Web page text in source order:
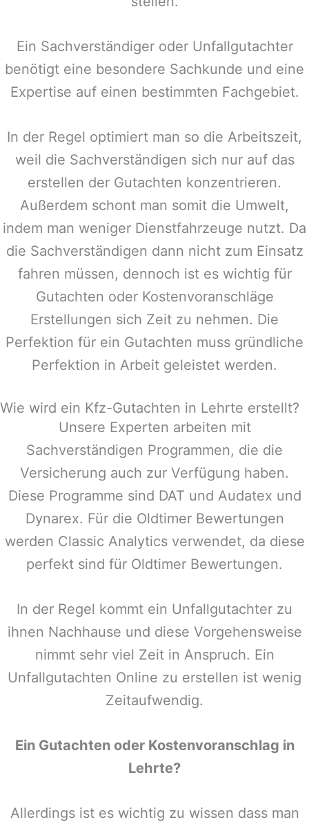
Ein Sachverständiger oder Unfallgutachter
benötigt eine besondere Sachkunde und eine
Expertise auf einen bestimmten Fachgebiet.
In der Regel optimiert man so die Arbeitszeit,
weil die Sachverständigen sich nur auf das
erstellen der Gutachten konzentrieren.
Außerdem schont man somit die Umwelt,
indem man weniger Dienstfahrzeuge nutzt. Da
die Sachverständigen dann nicht zum Einsatz
fahren müssen, dennoch ist es wichtig für
Gutachten oder Kostenvoranschläge
Erstellungen sich Zeit zu nehmen. Die
Perfektion für ein Gutachten muss gründliche
Perfektion in Arbeit geleistet werden.
Wie wird ein Kfz-Gutachten in Lehrte erstellt?
Unsere Experten arbeiten mit
Sachverständigen Programmen, die die
Versicherung auch zur Verfügung haben.
Diese Programme sind DAT und Audatex und
Dynarex. Für die Oldtimer Bewertungen
werden Classic Analytics verwendet, da diese
perfekt sind für Oldtimer Bewertungen.
In der Regel kommt ein Unfallgutachter zu
ihnen Nachhause und diese Vorgehensweise
nimmt sehr viel Zeit in Anspruch. Ein
Unfallgutachten Online zu erstellen ist wenig
Zeitaufwendig.
Ein Gutachten oder Kostenvoranschlag in
Lehrte?
Allerdings ist es wichtig zu wissen dass man